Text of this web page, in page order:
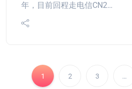
年，目前回程走电信CN2…
1 2 3 …